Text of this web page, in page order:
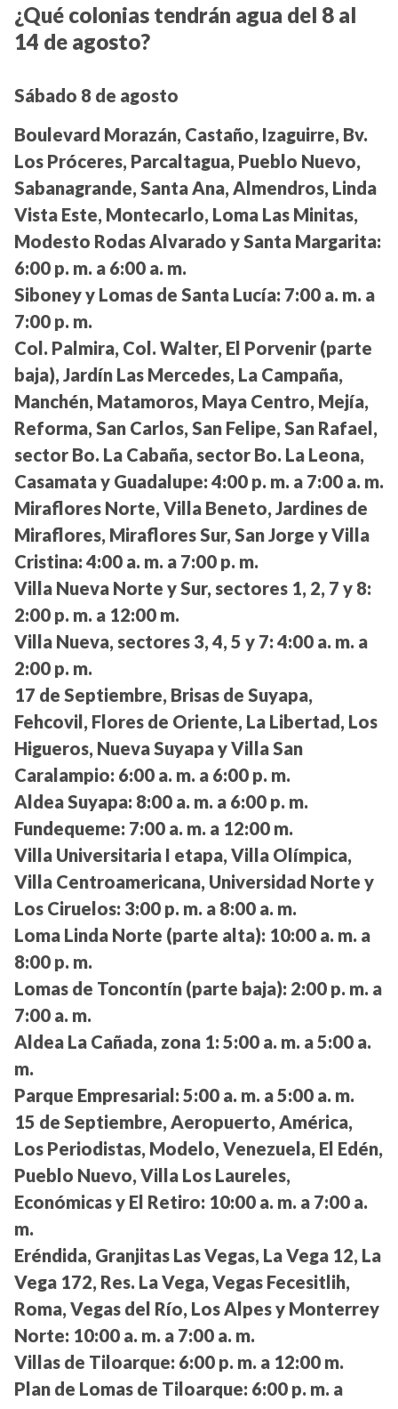
¿Qué colonias tendrán agua del 8 al
14 de agosto?
Sábado 8 de agosto
Boulevard Morazán, Castaño, Izaguirre, Bv.
Los Próceres, Parcaltagua, Pueblo Nuevo,
Sabanagrande, Santa Ana, Almendros, Linda
Vista Este, Montecarlo, Loma Las Minitas,
Modesto Rodas Alvarado y Santa Margarita:
6:00 p. m. a 6:00 a. m.
Siboney y Lomas de Santa Lucía: 7:00 a. m. a
7:00 p. m.
Col. Palmira, Col. Walter, El Porvenir (parte
baja), Jardín Las Mercedes, La Campaña,
Manchén, Matamoros, Maya Centro, Mejía,
Reforma, San Carlos, San Felipe, San Rafael,
sector Bo. La Cabaña, sector Bo. La Leona,
Casamata y Guadalupe: 4:00 p. m. a 7:00 a. m.
Miraflores Norte, Villa Beneto, Jardines de
Miraflores, Miraflores Sur, San Jorge y Villa
Cristina: 4:00 a. m. a 7:00 p. m.
Villa Nueva Norte y Sur, sectores 1, 2, 7 y 8:
2:00 p. m. a 12:00 m.
Villa Nueva, sectores 3, 4, 5 y 7: 4:00 a. m. a
2:00 p. m.
17 de Septiembre, Brisas de Suyapa,
Fehcovil, Flores de Oriente, La Libertad, Los
Higueros, Nueva Suyapa y Villa San
Caralampio: 6:00 a. m. a 6:00 p. m.
Aldea Suyapa: 8:00 a. m. a 6:00 p. m.
Fundequeme: 7:00 a. m. a 12:00 m.
Villa Universitaria I etapa, Villa Olímpica,
Villa Centroamericana, Universidad Norte y
Los Ciruelos: 3:00 p. m. a 8:00 a. m.
Loma Linda Norte (parte alta): 10:00 a. m. a
8:00 p. m.
Lomas de Toncontín (parte baja): 2:00 p. m. a
7:00 a. m.
Aldea La Cañada, zona 1: 5:00 a. m. a 5:00 a.
m.
Parque Empresarial: 5:00 a. m. a 5:00 a. m.
15 de Septiembre, Aeropuerto, América,
Los Periodistas, Modelo, Venezuela, El Edén,
Pueblo Nuevo, Villa Los Laureles,
Económicas y El Retiro: 10:00 a. m. a 7:00 a.
m.
Eréndida, Granjitas Las Vegas, La Vega 12, La
Vega 172, Res. La Vega, Vegas Fecesitlih,
Roma, Vegas del Río, Los Alpes y Monterrey
Norte: 10:00 a. m. a 7:00 a. m.
Villas de Tiloarque: 6:00 p. m. a 12:00 m.
Plan de Lomas de Tiloarque: 6:00 p. m. a